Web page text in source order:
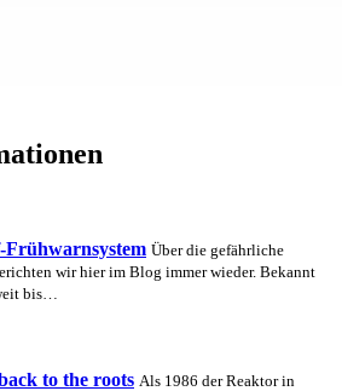
Frühwarnsystem Über die gefährliche
wir hier im Blog immer wieder. Bekannt
bis…
to the roots Als 1986 der Reaktor in